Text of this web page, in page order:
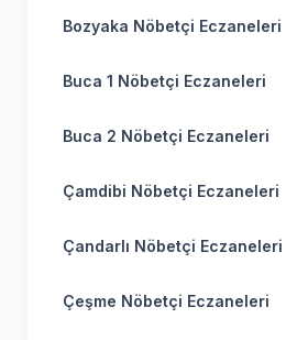
Bozyaka Nöbetçi Eczaneleri
Buca 1 Nöbetçi Eczaneleri
Buca 2 Nöbetçi Eczaneleri
Çamdibi Nöbetçi Eczaneleri
Çandarlı Nöbetçi Eczaneleri
Çeşme Nöbetçi Eczaneleri